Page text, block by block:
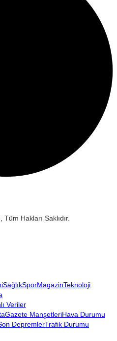
Hakları Saklıdır.
SağlıkSporMagazinTeknoloji
Veriler
Gazete ManşetleriHava Durumu
DepremlerTrafik Durumu